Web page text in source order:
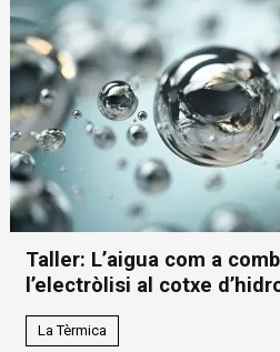
Taller: L’aigua com a
l’electròlisi al cotxe
La Tèrmica